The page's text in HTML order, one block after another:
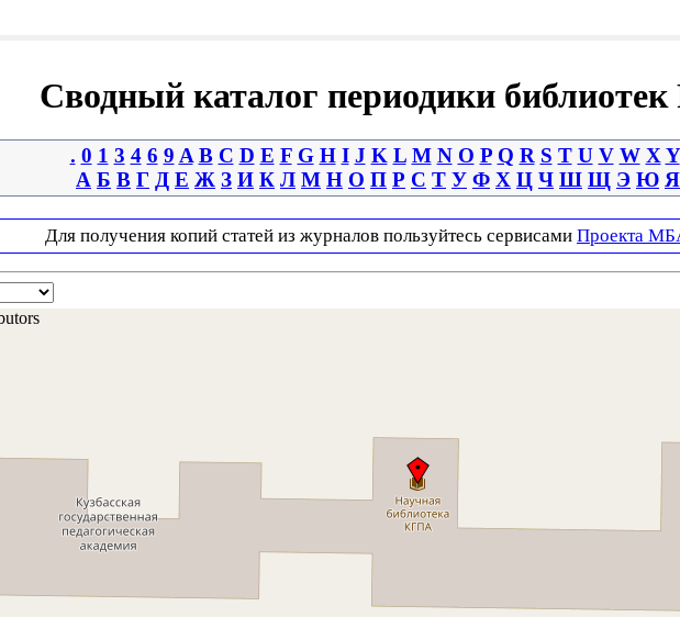
Сводный каталог периодики библиотек
. 0 1 3 4 6 9 A B C D E F G H I J K L M N O P Q R S T U V W X Y
А Б В Г Д Е Ж З И К Л М Н О П Р С Т У Ф Х Ц Ч Ш Щ Э Ю Я
Для получения копий статей из журналов пользуйтесь сервисами Проекта